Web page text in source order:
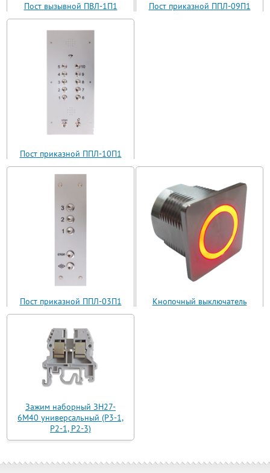
Пост вызывной ПВЛ-1П1
(ВП11-1)
Пост приказной ППЛ-09П1
Пост приказной ППЛ-10П1
(ППЛ11-10)
Пост приказной ППЛ-03П1
(ППЛ11-03)
Кнопочный выключатель
Зажим наборный ЗН27-
6М40 универсальный (Р3-1,
Р2-1, Р2-3)